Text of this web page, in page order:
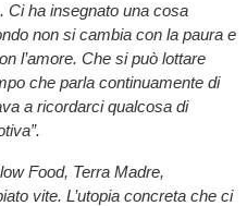
Ci ha insegnato una cosa
non si cambia con la paura e
l’amore. Che si può lottare
che parla continuamente di
a ricordarci qualcosa di
Food, Terra Madre,
vite. L’utopia concreta che ci